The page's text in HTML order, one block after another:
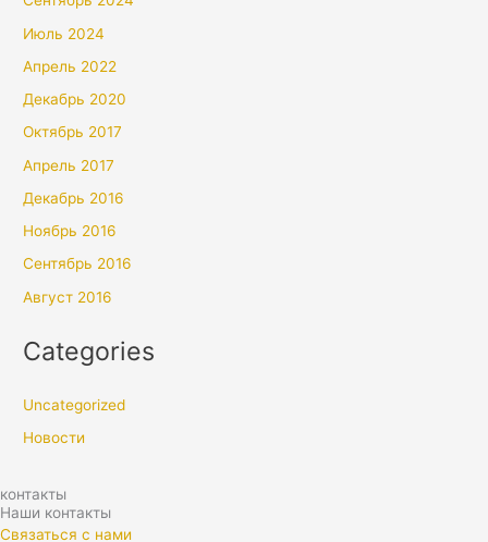
Июль 2024
Апрель 2022
Декабрь 2020
Октябрь 2017
Апрель 2017
Декабрь 2016
Ноябрь 2016
Сентябрь 2016
Август 2016
Categories
Uncategorized
Новости
контакты
Наши контакты
Связаться с нами